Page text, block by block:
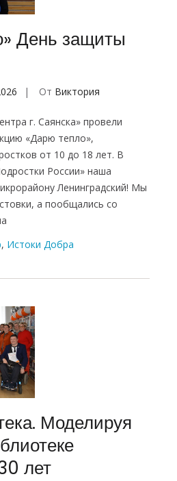
День защиты
От Виктория
г. Саянска» провели
«Дарю тепло»,
от 10 до 18 лет. В
России» наша
Ленинградский! Мы
а пообщались со
, Истоки Добра
Моделируя
лет